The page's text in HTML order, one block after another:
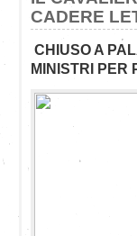
CADERE
CHIUSO A
MINISTRI PER